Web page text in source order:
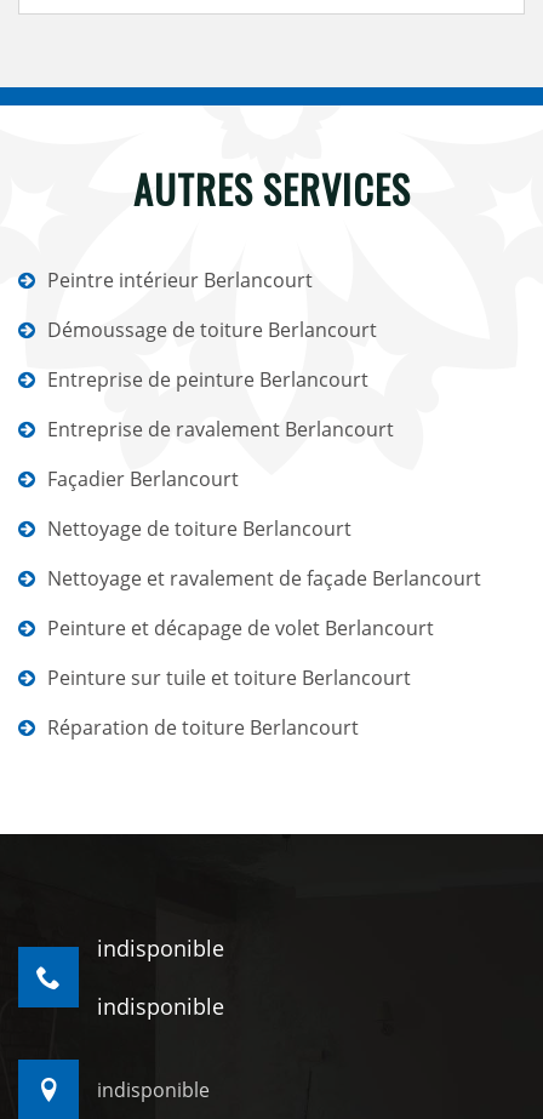
AUTRES SERVICES
Peintre intérieur Berlancourt
Démoussage de toiture Berlancourt
Entreprise de peinture Berlancourt
Entreprise de ravalement Berlancourt
Façadier Berlancourt
Nettoyage de toiture Berlancourt
Nettoyage et ravalement de façade Berlancourt
Peinture et décapage de volet Berlancourt
Peinture sur tuile et toiture Berlancourt
Réparation de toiture Berlancourt
indisponible
indisponible
indisponible